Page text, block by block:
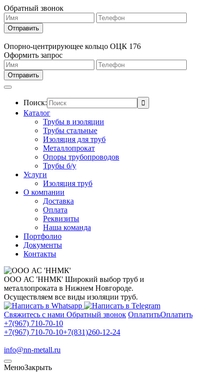
Обратный звонок
Опорно-центрирующее кольцо ОЦК 176
Оформить запрос
Поиск:
Каталог
Трубы в изоляции
Трубы стальные
Изоляция для труб
Металлопрокат
Опоры трубопроводов
Трубы б/у
Услуги
Изоляция труб
О компании
Доставка
Оплата
Реквизиты
Наша команда
Портфолио
Документы
Контакты
ООО АС 'ННМК' Широкий выбор труб и
металлопроката в Нижнем Новгороде.
Осуществляем все виды изоляции труб.
Свяжитесь с нами Обратный звонок ОплатитьОплатить
+7(967) 710-70-10
+7(967) 710-70-10+7(831)260-12-24
info@nn-metall.ru
МенюЗакрыть